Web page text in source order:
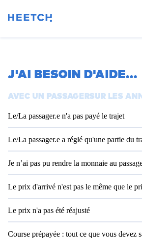
J'AI BESOIN D'AIDE...
AVEC UN PASSAGERSUR LES
Le/La passager.e n'a pas payé le trajet
Le/La passager.e a réglé qu'une partie du
Je n’ai pas pu rendre la monnaie au
Le prix d'arrivé n'est pas le même que le
Le prix n'a pas été réajusté
Course prépayée : tout ce que vous devez